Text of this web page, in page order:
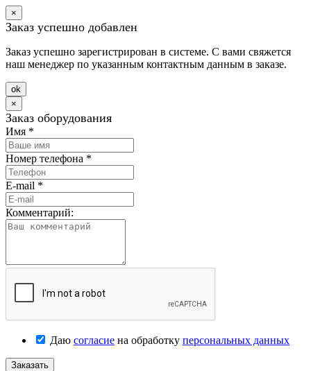
×
Заказ успешно добавлен
Заказ успешно зарегистрирован в системе. С вами свяжется
наш менеджер по указанным контактным данным в заказе.
оk
×
Заказ оборудования
Имя *
Номер телефона *
E-mail *
Комментарий:
Даю согласие на обработку персональных данных
Заказать